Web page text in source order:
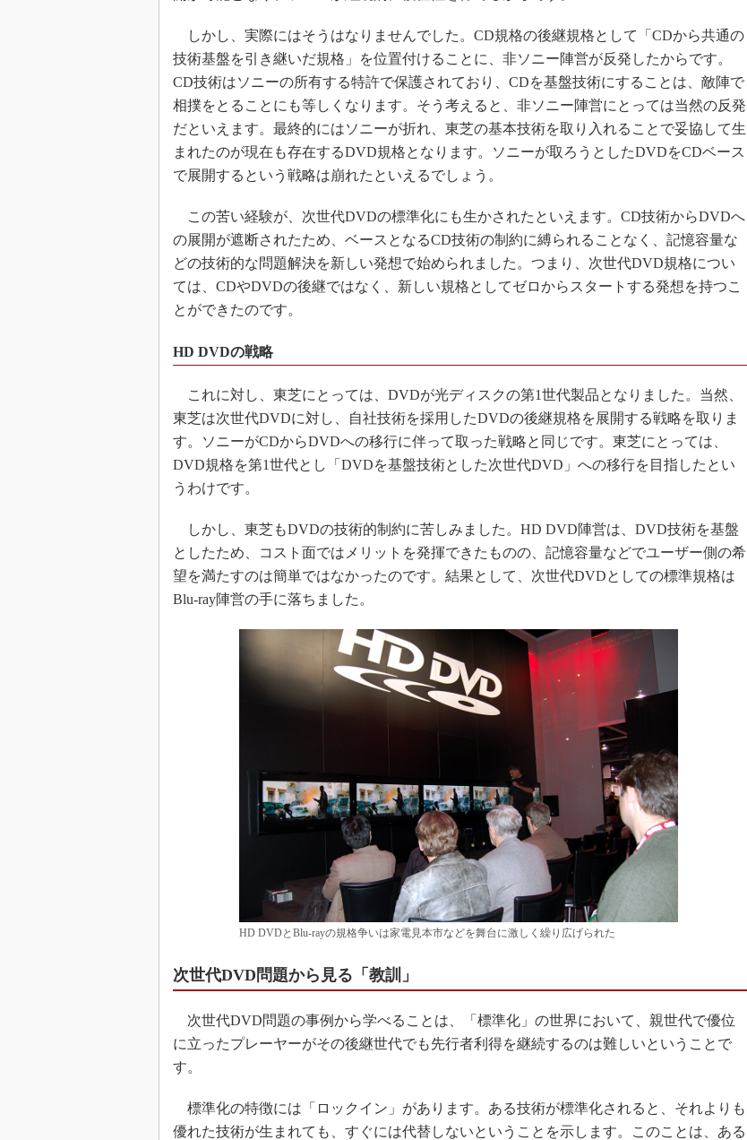
しかし、実際にはそうはなりませんでした。CD規格の後継規格として「CDから共通の
技術基盤を引き継いだ規格」を位置付けることに、非ソニー陣営が反発したからです。
CD技術はソニーの所有する特許で保護されており、CDを基盤技術にすることは、敵陣で
相撲をとることにも等しくなります。そう考えると、非ソニー陣営にとっては当然の反発
だといえます。最終的にはソニーが折れ、東芝の基本技術を取り入れることで妥協して生
まれたのが現在も存在するDVD規格となります。ソニーが取ろうとしたDVDをCDベース
で展開するという戦略は崩れたといえるでしょう。
この苦い経験が、次世代DVDの標準化にも生かされたといえます。CD技術からDVDへ
の展開が遮断されたため、ベースとなるCD技術の制約に縛られることなく、記憶容量な
どの技術的な問題解決を新しい発想で始められました。つまり、次世代DVD規格につい
ては、CDやDVDの後継ではなく、新しい規格としてゼロからスタートする発想を持つこ
とができたのです。
HD DVDの戦略
これに対し、東芝にとっては、DVDが光ディスクの第1世代製品となりました。当然、
東芝は次世代DVDに対し、自社技術を採用したDVDの後継規格を展開する戦略を取りま
す。ソニーがCDからDVDへの移行に伴って取った戦略と同じです。東芝にとっては、
DVD規格を第1世代とし「DVDを基盤技術とした次世代DVD」への移行を目指したとい
うわけです。
しかし、東芝もDVDの技術的制約に苦しみました。HD DVD陣営は、DVD技術を基盤
としたため、コスト面ではメリットを発揮できたものの、記憶容量などでユーザー側の希
望を満たすのは簡単ではなかったのです。結果として、次世代DVDとしての標準規格は
Blu-ray陣営の手に落ちました。
HD DVDとBlu-rayの規格争いは家電見本市などを舞台に激しく繰り広げられた
次世代DVD問題から見る「教訓」
次世代DVD問題の事例から学べることは、「標準化」の世界において、親世代で優位
に立ったプレーヤーがその後継世代でも先行者利得を継続するのは難しいということで
す。
標準化の特徴には「ロックイン」があります。ある技術が標準化されると、それよりも
優れた技術が生まれても、すぐには代替しないということを示します。このことは、ある